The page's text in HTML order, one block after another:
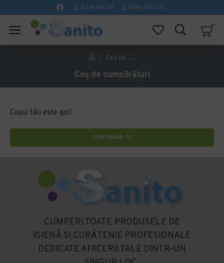
0314 100 110 0740 230 170
Coș de cumpărături
Coș de cumpărături
Coșul tău este gol!
CONTINUĂ
CUMPERI TOATE PRODUSELE DE
IGIENĂ SI CURĂTENIE PROFESIONALE
DEDICATE AFACERII TALE DINTR-UN